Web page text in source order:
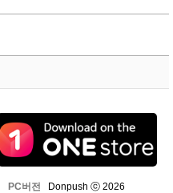
PC버전 Donpush ⓒ 2026